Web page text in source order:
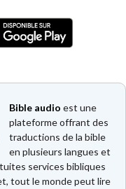
Bible audio est une
plateforme offrant des
traductions de la bible
en plusieurs langues et
services bibliques
tout le monde peut lire